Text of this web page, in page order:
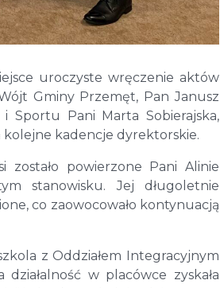
uroczyste wręczenie aktów
Gminy Przemęt, Pan Janusz
Sportu Pani Marta Sobierajska,
kadencje dyrektorskie.
zostało powierzone Pani Alinie
stanowisku. Jej długoletnie
co zaowocowało kontynuacją
z Oddziałem Integracyjnym
w placówce zyskała